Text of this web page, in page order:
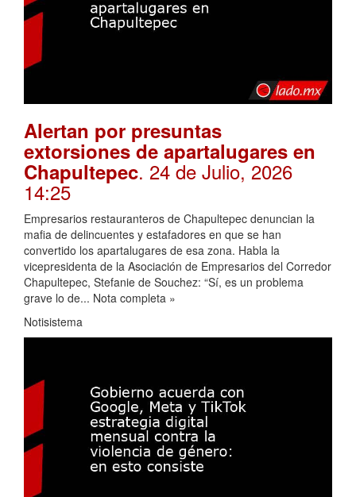
Alertan por presuntas
extorsiones de apartalugares en
Chapultepec. 24 de Julio, 2026
14:25
Empresarios restauranteros de Chapultepec denuncian la
mafia de delincuentes y estafadores en que se han
convertido los apartalugares de esa zona. Habla la
vicepresidenta de la Asociación de Empresarios del Corredor
Chapultepec, Stefanie de Souchez: “Sí, es un problema
grave lo de... Nota completa »
Notisistema